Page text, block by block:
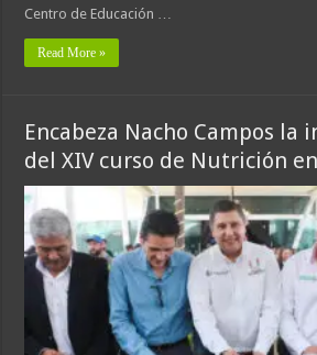
Centro de Educación …
Read More »
Encabeza Nacho Campos la
del XIV curso de Nutrición